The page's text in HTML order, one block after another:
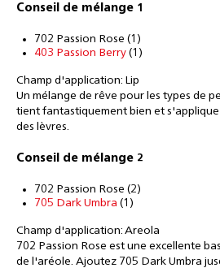
Conseil de mélange 1
702 Passion Rose (1)
403 Passion Berry (1)
Champ d'application: Lip
Un mélange de rêve pour les types de
tient fantastiquement bien et
des lèvres.
Conseil de mélange 2
702 Passion Rose (2)
705 Dark Umbra (1)
Champ d'application: Areola
702 Passion Rose est une excellente
de l'aréole. Ajoutez 705 Dark Umbra